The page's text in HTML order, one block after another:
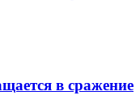
в сражение